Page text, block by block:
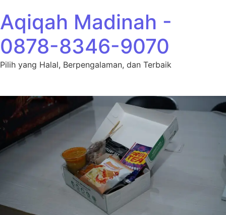
Aqiqah Madinah -
0878-8346-9070
Pilih yang Halal, Berpengalaman, dan Terbaik